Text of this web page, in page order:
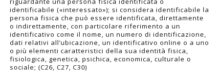
identificabile («interessato»); si considera identificabile la
persona fisica che può essere identificata, direttamente
o indirettamente, con particolare riferimento a un
identificativo come il nome, un numero di identificazione,
dati relativi all’ubicazione, un identificativo online o a uno
o più elementi caratteristici della sua identità fisica,
fisiologica, genetica, psichica, economica, culturale o
sociale; (C26, C27, C30)